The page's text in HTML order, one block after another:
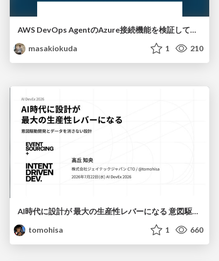
masakiokuda
1 210
AI時代に設計が 最大の生産性レバーになる 意図駆動開発とデータを消さない設計｜Don't Delete Your Data or Your Intent — Design as the Deepest Lever in the AI Era
tomohisa
1 660